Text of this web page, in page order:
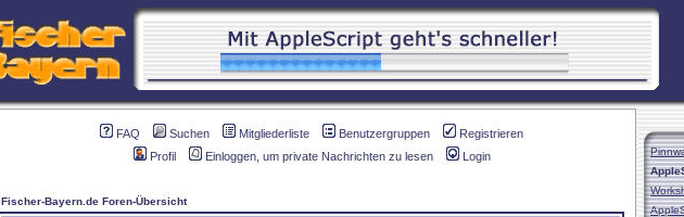
FAQ Suchen Mitgliederliste Benutzergruppen
Registrieren
Profil
Einloggen, um private Nachrichten zu lesen Login
Fischer-Bayern.de Foren-Übersicht